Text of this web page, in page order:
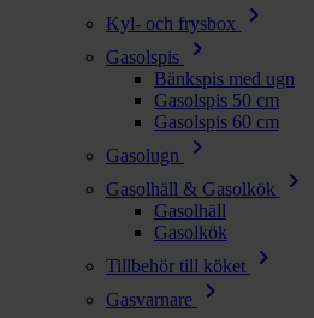
Kyl- och frysbox
chevron_right
Gasolspis chevron_right
Bänkspis med ugn
Gasolspis 50 cm
Gasolspis 60 cm
Gasolugn
chevron_right
Gasolhäll & Gasolkök chevron_right
Gasolhäll
Gasolkök
Tillbehör till köket
chevron_right
Gasvarnare chevron_right